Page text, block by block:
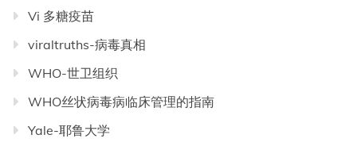
Vi 多糖疫苗
viraltruths-病毒真相
WHO-世卫组织
WHO丝状病毒病临床管理的指南
Yale-耶鲁大学